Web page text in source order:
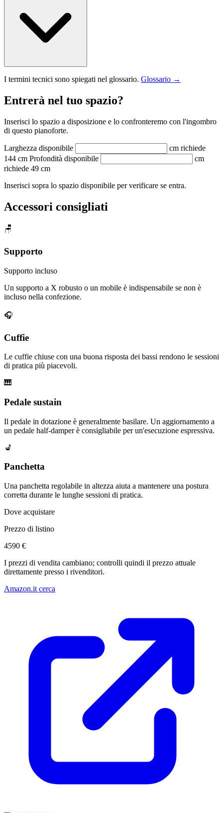
I termini tecnici sono spiegati nel glossario. Glossario →
Entrerà nel tuo spazio?
Inserisci lo spazio a disposizione e lo confronteremo con l'ingombro
di questo pianoforte.
Larghezza disponibile cm richiede
144 cm Profondità disponibile
cm
richiede 49 cm
Inserisci sopra lo spazio disponibile per verificare se entra.
Accessori consigliati
🪑
Supporto
Supporto incluso
Un supporto a X robusto o un mobile è indispensabile se non è
incluso nella confezione.
🎧
Cuffie
Le cuffie chiuse con una buona risposta dei bassi rendono le sessioni
di pratica più piacevoli.
🎹
Pedale sustain
Il pedale in dotazione è generalmente basilare. Un aggiornamento a
un pedale half-damper è consigliabile per un'esecuzione espressiva.
💺
Panchetta
Una panchetta regolabile in altezza aiuta a mantenere una postura
corretta durante le lunghe sessioni di pratica.
Dove acquistare
Prezzo di listino
4590 €
I prezzi di vendita cambiano; controlli quindi il prezzo attuale
direttamente presso i rivenditori.
Amazon.it cerca